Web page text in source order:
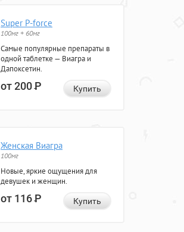
Super P-force
100мг + 60мг
Самые популярные препараты в
одной таблетке — Виагра и
Дапоксетин.
от 200Р Купить
Женская Виагра
100мг
Новые, яркие ощущения для
девушек и женщин.
от 116Р Купить